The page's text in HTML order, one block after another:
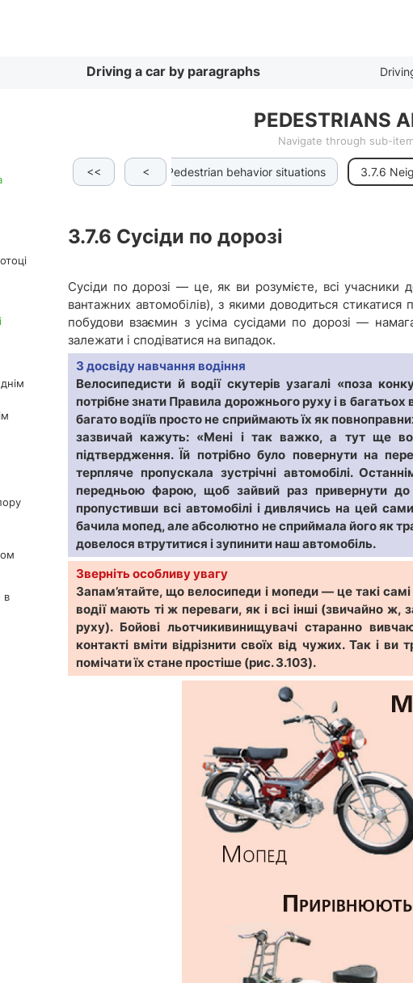
Driving a car by paragraphs
в
PEDESTRIANS
Navigate through sub-
<< <
Attention - children 3.7.5 Pedestrian behavior situations 3.7.6
3.7.6 Сусіди по дорозі
Сусіди по дорозі — це, як ви розумієте, всі учасники
вантажних автомобілів), з якими доводиться
побудови взаємин з усіма сусідами по дорозі —
залежати і сподіватися на випадок.
З досвіду навчання водіння
Велосипедисти й водії скутерів узагалі «поза
потрібне знати Правила дорожнього руху і в
багато водіїв просто не сприймають їх як
зазвичай кажуть: «Мені і так важко, а тут ще
підтвердження. Їй потрібно було повернути на
терпляче пропускала зустрічні автомобілі.
передньою фарою, щоб зайвий раз привернути
пропустивши всі автомобілі і дивлячись на цей
бачила мопед, але абсолютно не сприймала його як
довелося втрутитися і зупинити наш автомобіль.
Зверніть особливу увагу
Запам’ятайте, що велосипеди і мопеди — це такі самі
водії мають ті ж переваги, як і всі інші (звичайно
руху). Бойові льотчикивинищувачі старанно
контакті вміти відрізнити своїх від чужих. Так і
помічати їх стане простіше (рис. 3.103).